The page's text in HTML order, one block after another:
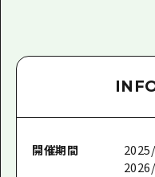
開催期間